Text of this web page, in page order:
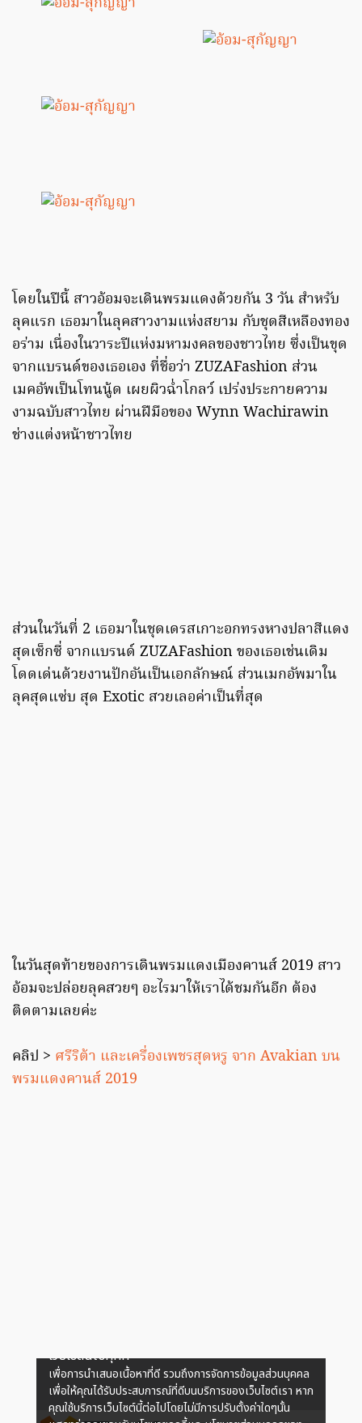
โดยในปีนี้ สาวอ้อมจะเดินพรมแดงด้วยกัน 3 วัน สำหรับ
ลุคแรก เธอมาในลุคสาวงามแห่งสยาม กับชุดสีเหลืองทอง
อร่าม เนื่องในวาระปีแห่งมหามงคลของชาวไทย ซึ่งเป็นขุด
จากแบรนด์ของเธอเอง ที่ชื่อว่า ZUZAFashion ส่วน
เมคอัพเป็นโทนนู้ด เผยผิวฉ่ำโกลว์ เปร่งประกายความ
งามฉบับสาวไทย ผ่านฝีมือของ Wynn Wachirawin
ช่างแต่งหน้าชาวไทย
ส่วนในวันที่ 2 เธอมาในชุดเดรสเกาะอกทรงหางปลาสีแดง
สุดเซ็กซี่ จากแบรนด์ ZUZAFashion ของเธอเช่นเดิม
โดดเด่นด้วยงานปักอันเป็นเอกลักษณ์ ส่วนเมกอัพมาใน
ลุคสุดแซ่บ สุด Exotic สวยเลอค่าเป็นที่สุด
ในวันสุดท้ายของการเดินพรมแดงเมืองคานส์ 2019 สาว
อ้อมจะปล่อยลุคสวยๆ อะไรมาให้เราได้ชมกันอีก ต้อง
ติดตามเลยค่ะ
คลิป > ศรีริต้า และเครื่องเพชรสุดหรู จาก Avakian บน
พรมแดงคานส์ 2019